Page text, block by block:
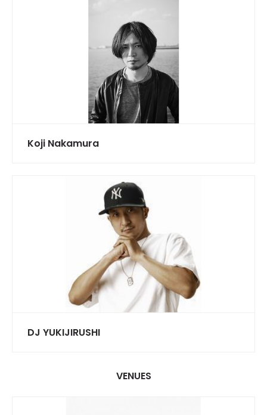
Koji Nakamura
DJ YUKIJIRUSHI
VENUES